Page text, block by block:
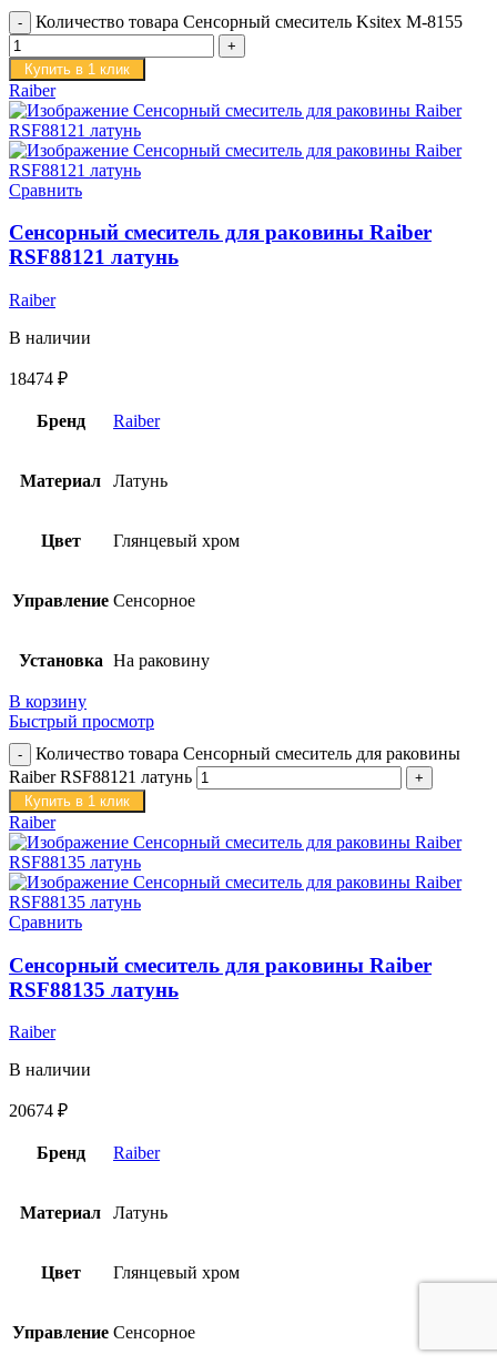
Количество товара Сенсорный смеситель Ksitex M-8155
Купить в 1 клик
Raiber
Сравнить
Сенсорный смеситель для раковины Raiber
RSF88121 латунь
Raiber
В наличии
18474 ₽
Бренд Raiber
Материал Латунь
Цвет Глянцевый хром
Управление Сенсорное
Установка На раковину
В корзину
Быстрый просмотр
Количество товара Сенсорный смеситель для раковины
Raiber RSF88121 латунь
Купить в 1 клик
Raiber
Сравнить
Сенсорный смеситель для раковины Raiber
RSF88135 латунь
Raiber
В наличии
20674 ₽
Бренд Raiber
Материал Латунь
Цвет Глянцевый хром
Управление Сенсорное